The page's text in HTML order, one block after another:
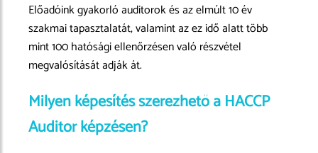
Előadóink gyakorló auditorok és az elmúlt 10 év
szakmai tapasztalatát, valamint az ez idő alatt több
mint 100 hatósági ellenőrzésen való részvétel
megvalósítását adják át.
Milyen képesítés szerezhető a HACCP
Auditor képzésen?